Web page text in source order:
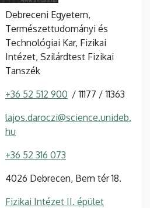
Debreceni Egyetem,
Természettudományi és
Technológiai Kar, Fizikai
Intézet, Szilárdtest Fizikai
Tanszék
+36 52 512 900 11177 11363
lajos.daroczi@science.unideb.
hu
+36 52 316 073
4026 Debrecen, Bem tér 18.
Fizikai Intézet II. épület